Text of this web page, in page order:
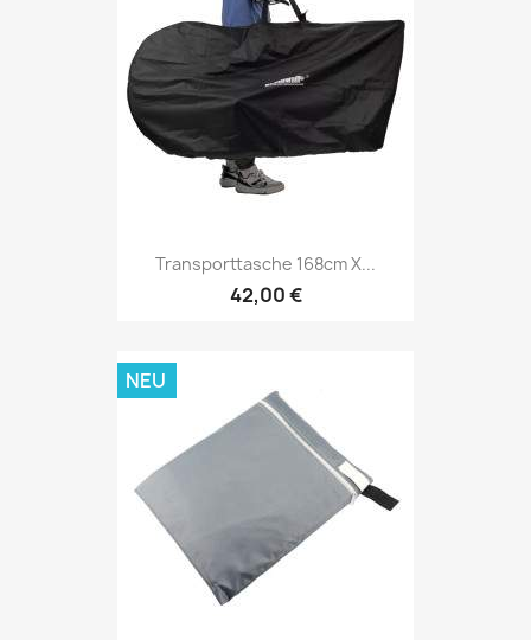
Transporttasche 168cm X...
42,00 €
NEU